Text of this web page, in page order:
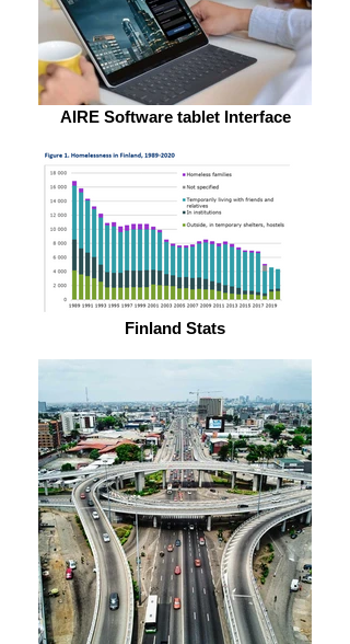
AIRE Software tablet Interface
Finland Stats